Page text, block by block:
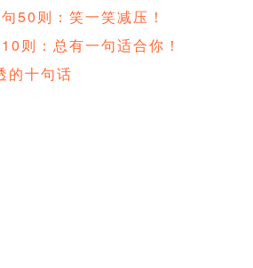
50则：笑一笑减压！
则：总有一句适合你！
的十句话